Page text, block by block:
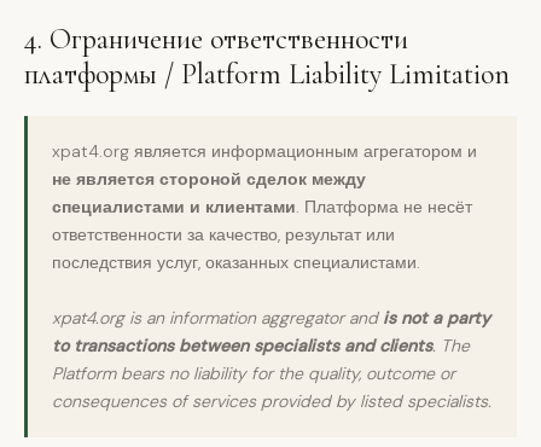
4. Ограничение ответственности
платформы / Platform Liability Limitation
xpat4.org является информационным агрегатором и
не является стороной сделок между
специалистами и клиентами. Платформа не несёт
ответственности за качество, результат или
последствия услуг, оказанных специалистами.
xpat4.org is an information aggregator and is not a party
to transactions between specialists and clients. The
Platform bears no liability for the quality, outcome or
consequences of services provided by listed specialists.